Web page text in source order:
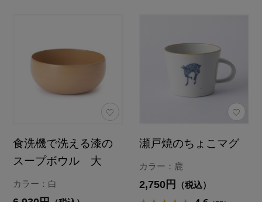
食洗機で洗える漆の
スープボウル 大
カラー：白
瀬戸焼のちょこマグ
カラー：鹿
2,750円 （税込）